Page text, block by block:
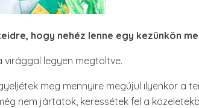
hogy nehéz lenne egy kezünkön
virággal legyen megtöltve.
meg mennyire megújul ilyenkor a
nem jártatok, keressétek fel a